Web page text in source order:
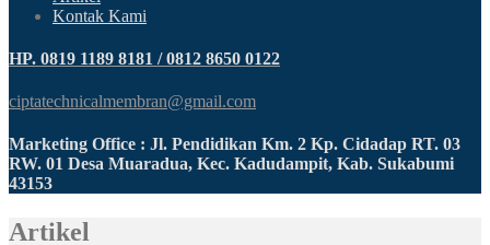
Kontak Kami
HP. 0819 1189 8181 / 0812 8650 0122
ciptatechnicalmembran@gmail.com
Marketing Office : Jl. Pendidikan Km. 2 Kp. Cidadap RT. 03
RW. 01 Desa Muaradua, Kec. Kadudampit, Kab. Sukabumi
43153
Artikel